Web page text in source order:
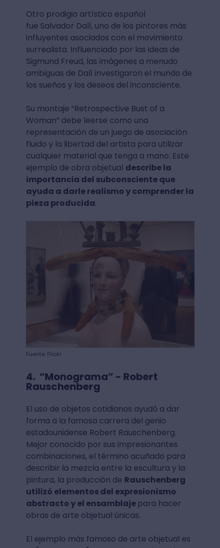
Otro prodigio artístico español
fue Salvador Dalí, uno de los pintores más
influyentes asociados con el movimiento
surrealista. Influenciado por las ideas de
Sigmund Freud, las imágenes a menudo
ambiguas de Dalí investigaron el mundo de
los sueños y los deseos del inconsciente.
Su montaje “Retrospective Bust of a
Woman” debe leerse como una
representación de un juego de asociación
fluido y la libertad del artista para utilizar
cualquier material que tenga a mano. Este
ejemplo de obra objetual describe la
importancia del subconsciente que
ayuda a darle realismo y comprender la
pieza producida.
Fuente: Flickr
4. “Monograma” - Robert
Rauschenberg
El uso de objetos cotidianos ayudó a dar
forma a la famosa carrera del genio
estadounidense Robert Rauschenberg.
Mejor conocido por sus impresionantes
combinaciones, el término acuñado para
describir la mezcla entre la escultura y la
pintura, la producción de Rauschenberg
utilizó elementos del expresionismo
abstracto y el ensamblaje para hacer
obras de arte objetual únicas.
El ejemplo más famoso de arte objetual es